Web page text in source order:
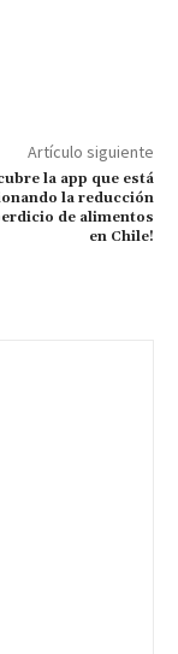
Artículo siguiente
la app que está
la reducción
de alimentos
en Chile!